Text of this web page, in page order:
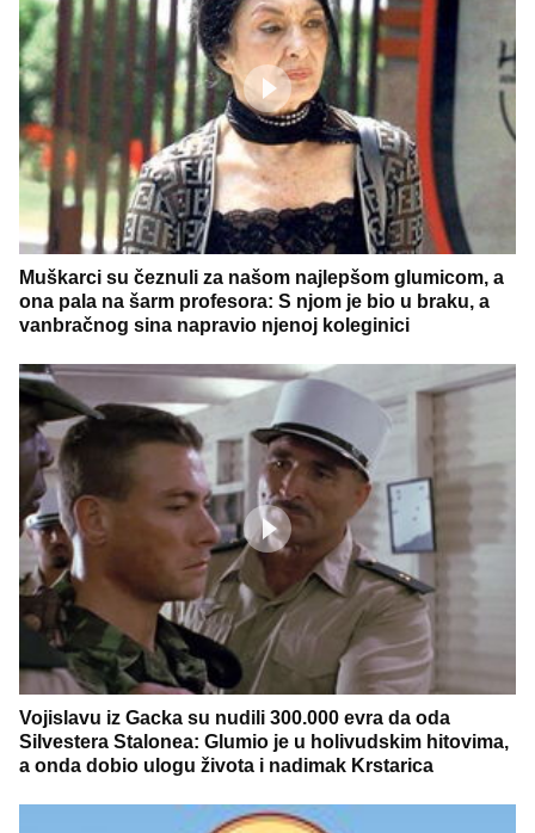
Muškarci su čeznuli za našom najlepšom glumicom, a
ona pala na šarm profesora: S njom je bio u braku, a
vanbračnog sina napravio njenoj koleginici
Vojislavu iz Gacka su nudili 300.000 evra da oda
Silvestera Stalonea: Glumio je u holivudskim hitovima,
a onda dobio ulogu života i nadimak Krstarica